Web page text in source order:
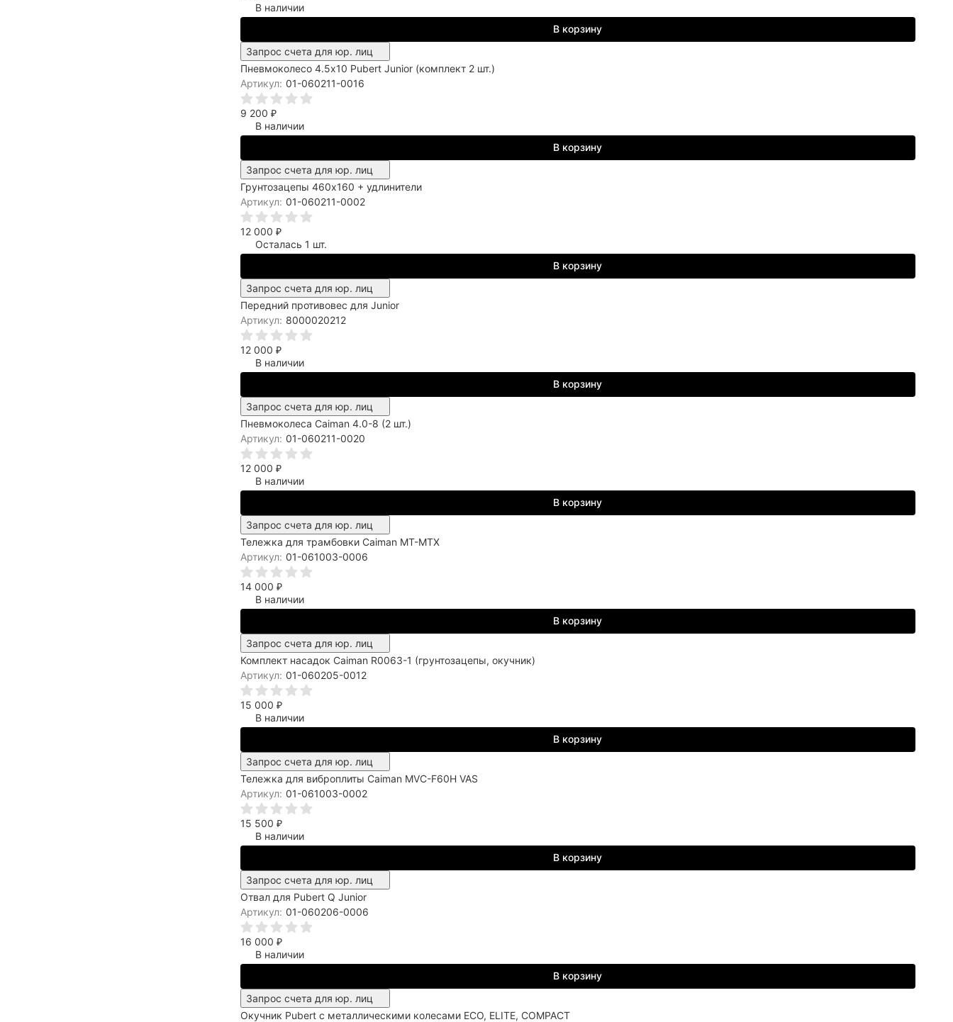
В наличии
В корзину
Запрос счета для юр. лиц
Пневмоколесо 4.5x10 Pubert Junior (комплект 2 шт.)
Артикул: 01-060211-0016
9 200 ₽
В наличии
В корзину
Запрос счета для юр. лиц
Грунтозацепы 460х160 + удлинители
Артикул: 01-060211-0002
12 000 ₽
Осталась 1 шт.
В корзину
Запрос счета для юр. лиц
Передний противовес для Junior
Артикул: 8000020212
12 000 ₽
В наличии
В корзину
Запрос счета для юр. лиц
Пневмоколеса Caiman 4.0-8 (2 шт.)
Артикул: 01-060211-0020
12 000 ₽
В наличии
В корзину
Запрос счета для юр. лиц
Тележка для трамбовки Caiman MT-MTX
Артикул: 01-061003-0006
14 000 ₽
В наличии
В корзину
Запрос счета для юр. лиц
Комплект насадок Caiman R0063-1 (грунтозацепы, окучник)
Артикул: 01-060205-0012
15 000 ₽
В наличии
В корзину
Запрос счета для юр. лиц
Тележка для виброплиты Caiman MVC-F60H VAS
Артикул: 01-061003-0002
15 500 ₽
В наличии
В корзину
Запрос счета для юр. лиц
Отвал для Pubert Q Junior
Артикул: 01-060206-0006
16 000 ₽
В наличии
В корзину
Запрос счета для юр. лиц
Окучник Pubert с металлическими колесами ECO, ELITE, COMPACT